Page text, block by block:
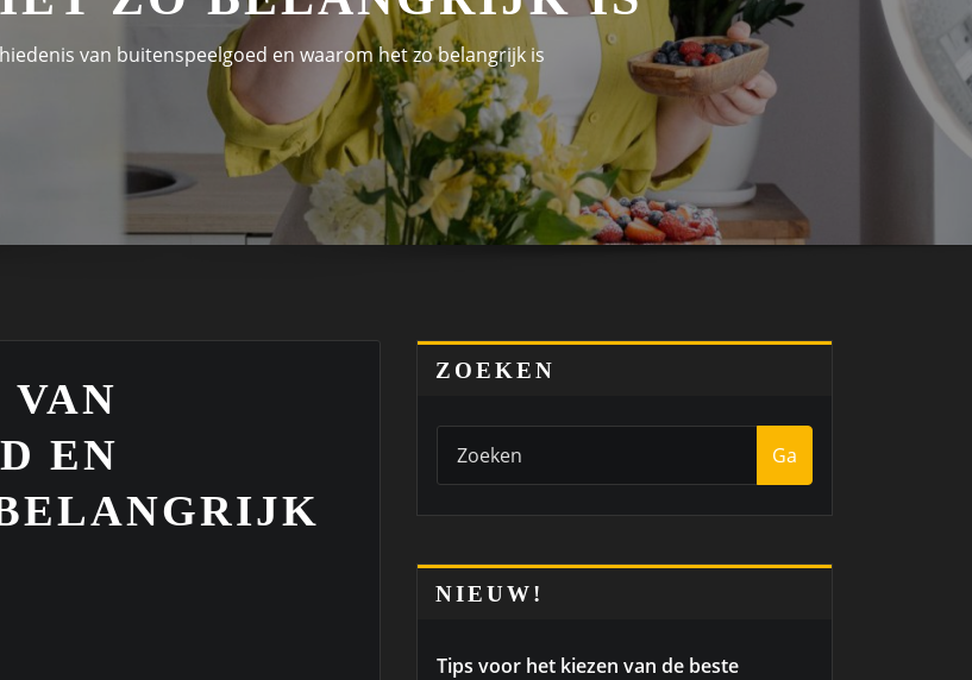
van buitenspeelgoed en waarom het zo belangrijk is
VAN
EN
ZOEKEN
Ga
NIEUW!
Tips voor het kiezen van de beste